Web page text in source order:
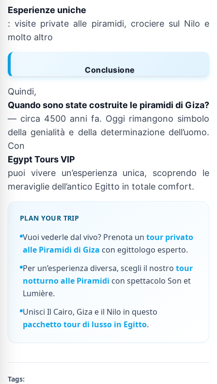
Esperienze uniche
: visite private alle piramidi, crociere sul Nilo e
molto altro
Conclusione
Quindi,
Quando sono state costruite le piramidi di Giza?
— circa 4500 anni fa. Oggi rimangono simbolo
della genialità e della determinazione dell’uomo.
Con
Egypt Tours VIP
puoi vivere un’esperienza unica, scoprendo le
meraviglie dell’antico Egitto in totale comfort.
PLAN YOUR TRIP
Vuoi vederle dal vivo? Prenota un tour privato
alle Piramidi di Giza con egittologo esperto.
Per un’esperienza diversa, scegli il nostro tour
notturno alle Piramidi con spettacolo Son et
Lumière.
Unisci Il Cairo, Giza e il Nilo in questo
pacchetto tour di lusso in Egitto.
Tags: